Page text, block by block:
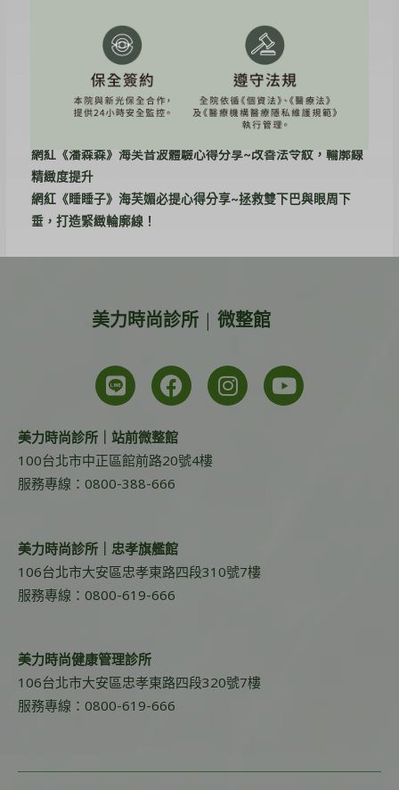
垂！雙機消除雙下巴！
素人《WYNNE》十蓓電波真實分享~膠原蛋白UP，輪廓線回
健身教練《小優》韓音雙波：海芙+立特拉音波初體驗～身材
網紅《潘森森》海芙音波體驗心得分享~改善法令紋，輪廓線
精緻度提升
網紅《睡睡子》海芙媚必提心得分享~拯救雙下巴與眼周下
垂，打造緊緻輪廓線！
美力時尚診所 | 微整館
美力時尚診所｜站前微整館
100台北市中正區館前路20號4樓
服務專線：0800-388-666
美力時尚診所｜忠孝旗艦館
106台北市大安區忠孝東路四段310號7樓
服務專線：0800-619-666
美力時尚健康管理診所
106台北市大安區忠孝東路四段320號7樓
服務專線：0800-619-666